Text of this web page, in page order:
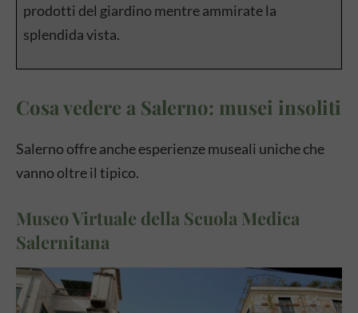
prodotti del giardino mentre ammirate la
splendida vista.
Cosa vedere a Salerno: musei insoliti
Salerno offre anche esperienze museali uniche che
vanno oltre il tipico.
Museo Virtuale della Scuola Medica
Salernitana